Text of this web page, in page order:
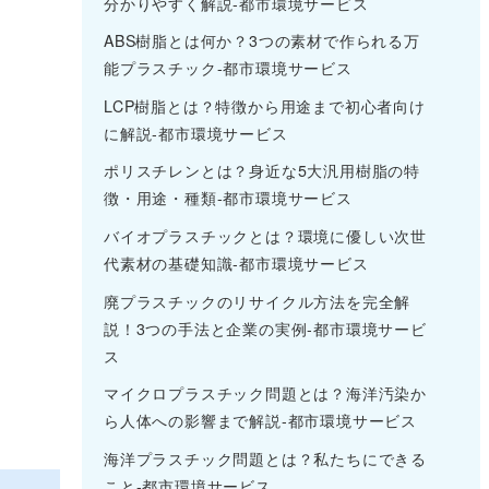
ABS樹脂とは何か？3つの素材で作られる万
能プラスチック-都市環境サービス
LCP樹脂とは？特徴から用途まで初心者向け
に解説-都市環境サービス
ポリスチレンとは？身近な5大汎用樹脂の特
徴・用途・種類-都市環境サービス
バイオプラスチックとは？環境に優しい次世
代素材の基礎知識-都市環境サービス
廃プラスチックのリサイクル方法を完全解
説！3つの手法と企業の実例-都市環境サービ
ス
マイクロプラスチック問題とは？海洋汚染か
ら人体への影響まで解説-都市環境サービス
海洋プラスチック問題とは？私たちにできる